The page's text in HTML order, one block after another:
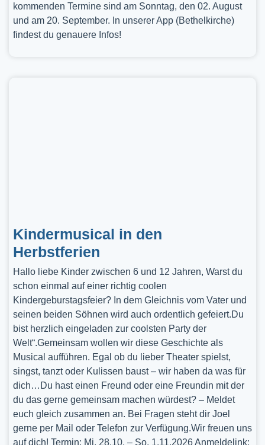
kommenden Termine sind am Sonntag, den 02. August
und am 20. September. In unserer App (Bethelkirche)
findest du genauere Infos!
Kindermusical in den
Herbstferien
Hallo liebe Kinder zwischen 6 und 12 Jahren, Warst du
schon einmal auf einer richtig coolen
Kindergeburstagsfeier? In dem Gleichnis vom Vater und
seinen beiden Söhnen wird auch ordentlich gefeiert.Du
bist herzlich eingeladen zur coolsten Party der
Welt“.Gemeinsam wollen wir diese Geschichte als
Musical aufführen. Egal ob du lieber Theater spielst,
singst, tanzt oder Kulissen baust – wir haben da was für
dich…Du hast einen Freund oder eine Freundin mit der
du das gerne gemeinsam machen würdest? – Meldet
euch gleich zusammen an. Bei Fragen steht dir Joel
gerne per Mail oder Telefon zur Verfügung.Wir freuen uns
auf dich! Termin: Mi, 28.10. – So, 1.11.2026 Anmeldelink: